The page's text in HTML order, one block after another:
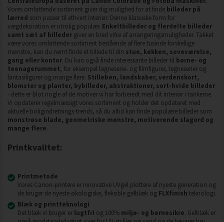
Vores omfattende sortiment giver dig mulighed for at finde billeder på
lærred som passer til ethvert interiør. Denne klassiske form for
vægdekoration er utrolig populær. Enkeltbilleder og flerdelte billeder
samt sæt af billeder giver en bred vifte af arrangeringsmuligheder. Takket
være vores omfattende sortiment bestående af flere tusinde forskellige
mønstre, kan du nemt finde et billede til din stue, køkken, soveværelse,
gang eller kontor. Du kan også finde interessante billeder til børne- og
teenagerummet, for eksempel tegneserie- og filmfigurer, tegneserier og
fantasifigurer og mange flere. Stilleben, landskaber, verdenskort,
blomster og planter, bybilleder, abstraktioner, sort-hvide billeder
- dette er blot nogle af de motiver vi har forberedt med dit interiør i tankerne.
Vi opdaterer regelmæssigt vores sortiment og holder det opdateret med
aktuelle boligindretnings-trends, så du altid kan finde populære billeder som
monstrøse blade, geometriske mønstre, motiverende slagord og
mange flere.
Printkvalitet:
Printmetode
Vores Canon-printere er innovative UVgel plottere af nyeste generation og
de bruger de nyeste økologiske, fleksible gelblæk og FLXfinish teknologi.
Blæk og printteknologi
Det blæk vi bruger er lugtfri og 100% miljø- og børnesikre. Gelblæk er